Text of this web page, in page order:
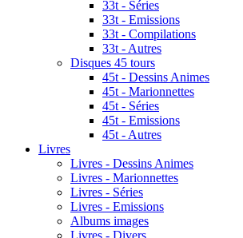
33t - Séries
33t - Emissions
33t - Compilations
33t - Autres
Disques 45 tours
45t - Dessins Animes
45t - Marionnettes
45t - Séries
45t - Emissions
45t - Autres
Livres
Livres - Dessins Animes
Livres - Marionnettes
Livres - Séries
Livres - Emissions
Albums images
Livres - Divers